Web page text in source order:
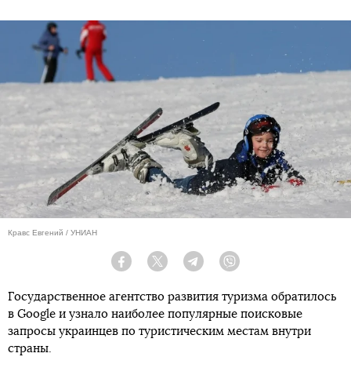
Кравс Евгений / УНИАН
Facebook Twitter Telegram
Государственное агентство развития туризма обратилось
в Google и узнало наиболее популярные поисковые
запросы украинцев по туристическим местам внутри
страны.